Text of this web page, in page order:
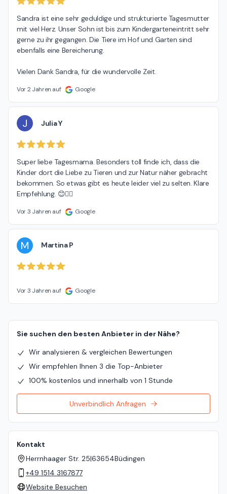
Sandra ist eine sehr geduldige und strukturierte Tagesmutter
mit viel Herz. Unser Sohn ist bis zum Kindergarteneintritt sehr
gerne zu ihr gegangen. Die Tiere im Hof und Garten sind
ebenfalls eine Bereicherung.
Vielen Dank Sandra, für die wundervolle Zeit.
Vor 2 Jahren auf Google
J Julia Y
Super liebe Tagesmama. Besonders toll finde ich, dass die
Kinder dort die Liebe zu Tieren und zur Natur näher gebracht
bekommen. So etwas gibt es heute leider viel zu selten. Klare
Empfehlung. 😊👍🏼
Vor 3 Jahren auf Google
M Martina P
Vor 3 Jahren auf Google
Sie suchen den besten Anbieter in der Nähe?
Wir analysieren & vergleichen Bewertungen
Wir empfehlen Ihnen 3 die Top-Anbieter
100% kostenlos und innerhalb von 1 Stunde
Unverbindlich Anfragen
Kontakt
Herrnhaager Str. 25|63654Büdingen
+49 1514 3167877
Website Besuchen